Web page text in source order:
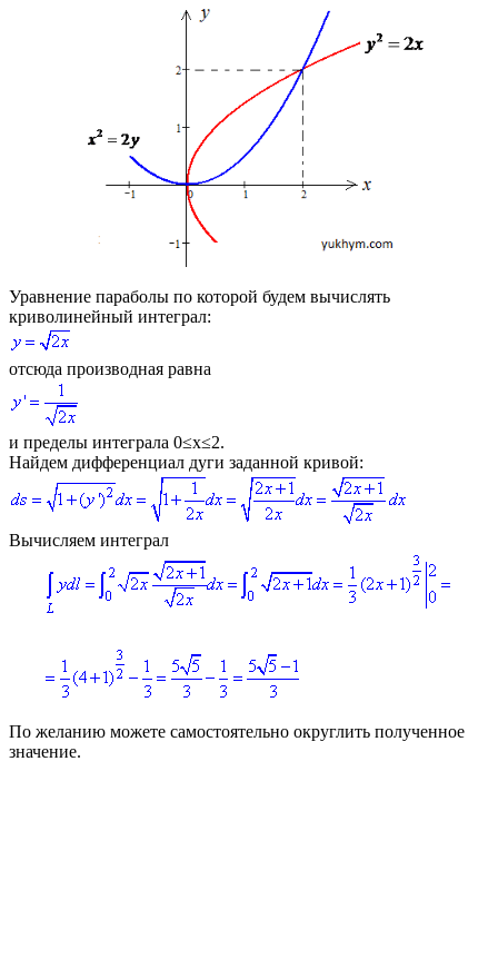
Уравнение параболы по которой будем вычислять
криволинейный интеграл:
отсюда производная равна
и пределы интеграла 0≤x≤2.
Найдем дифференциал дуги заданной кривой:
Вычисляем интеграл
По желанию можете самостоятельно округлить полученное
значение.